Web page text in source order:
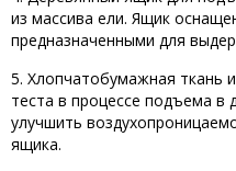
из массива ели. Ящик
предназначенными для
5. Хлопчатобумажная ткань
теста в процессе подъема
улучшить
ящика.